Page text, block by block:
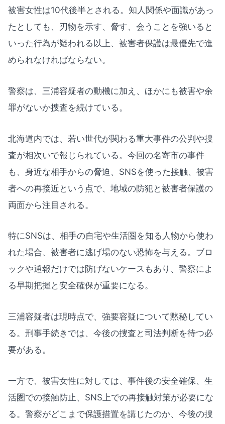
被害女性は10代後半とされる。知人関係や面識があっ
たとしても、刃物を示す、脅す、会うことを強いると
いった行為が疑われる以上、被害者保護は最優先で進
められなければならない。
警察は、三浦容疑者の動機に加え、ほかにも被害や余
罪がないか捜査を続けている。
北海道内では、若い世代が関わる重大事件の公判や捜
査が相次いで報じられている。今回の名寄市の事件
も、身近な相手からの脅迫、SNSを使った接触、被害
者への再接近という点で、地域の防犯と被害者保護の
両面から注目される。
特にSNSは、相手の自宅や生活圏を知る人物から使わ
れた場合、被害者に逃げ場のない恐怖を与える。ブロ
ックや通報だけでは防げないケースもあり、警察によ
る早期把握と安全確保が重要になる。
三浦容疑者は現時点で、強要容疑について黙秘してい
る。刑事手続きでは、今後の捜査と司法判断を待つ必
要がある。
一方で、被害女性に対しては、事件後の安全確保、生
活圏での接触防止、SNS上での再接触対策が必要にな
る。警察がどこまで保護措置を講じたのか、今後の捜